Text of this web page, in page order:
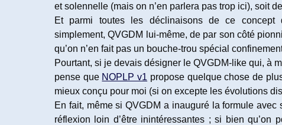
et solennelle (mais on n’en parlera pas trop ici), soit
Et parmi toutes les déclinaisons de ce
simplement, QVGDM lui-même, de par son côté
qu’on n’en fait pas un bouche-trou spécial
Pourtant, si je devais désigner le QVGDM-like qui, à
pense que NOPLP v1 propose quelque chose de
mieux conçu pour moi (si on excepte les évolutions
En fait, même si QVGDM a inauguré la formule avec
réflexion loin d’être inintéressantes ; si bien